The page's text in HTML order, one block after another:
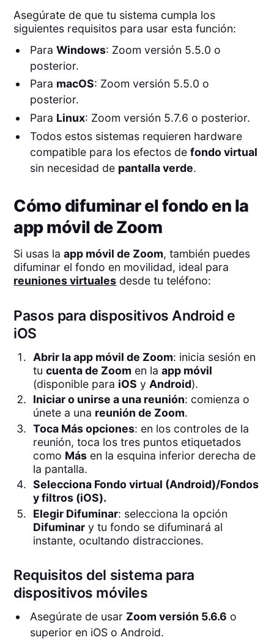
Asegúrate de que tu sistema cumpla los
siguientes requisitos para usar esta función:
Para Windows: Zoom versión 5.5.0 o
posterior.
Para macOS: Zoom versión 5.5.0 o
posterior.
Para Linux: Zoom versión 5.7.6 o posterior.
Todos estos sistemas requieren hardware
compatible para los efectos de fondo virtual
sin necesidad de pantalla verde.
Cómo difuminar el fondo en la
app móvil de Zoom
Si usas laapp móvil de Zoom, también puedes
difuminar el fondo en movilidad, ideal para
reuniones virtuales desde tu teléfono:
Pasos para dispositivos Android e
iOS
Abrir la app móvil de Zoom: inicia sesión en
tu cuenta de Zoom en la app móvil
(disponible para iOS y Android).
Iniciar o unirse a una reunión: comienza o
únete a una reunión de Zoom.
Toca Más opciones: en los controles de la
reunión, toca los tres puntos etiquetados
como Másen la esquina inferior derecha de
la pantalla.
Selecciona Fondo virtual (Android)/Fondos
y filtros (iOS).
Elegir Difuminar: selecciona la opción
Difuminary tu fondo se difuminará al
instante, ocultando distracciones.
Requisitos del sistema para
dispositivos móviles
Asegúrate de usar Zoom versión 5.6.6 o
superior en iOS o Android.